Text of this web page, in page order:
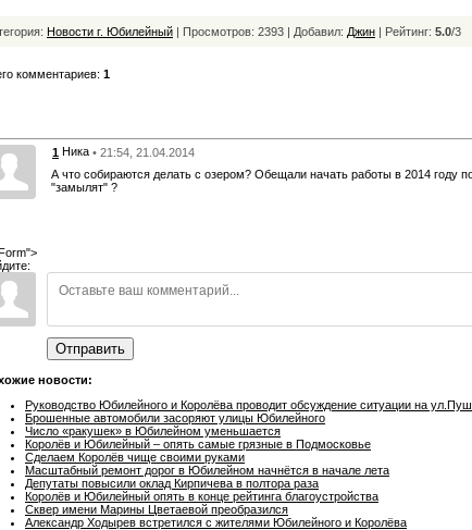
Новости г. Юбилейный | Просмотров: 2393 | Добавил: Джин | Рейтинг: 5.0/3
комментариев: 1
1 Ника • 21:54, 21.04.2014
А что собираются делать с озером? Обещали начать работы в 2014 году
"замылят" ?
Отправить
новости:
Руководство Юбилейного и Королёва проводит обсуждение ситуации на
Брошенные автомобили засоряют улицы Юбилейного
Число «ракушек» в Юбилейном уменьшается
Королёв и Юбилейный – опять самые грязные в Подмосковье
Сделаем Королёв чище своими руками
Масштабный ремонт дорог в Юбилейном начнётся в начале лета
Депутаты повысили оклад Кирпичева в полтора раза
Королёв и Юбилейный опять в конце рейтинга благоустройства
Сквер имени Марины Цветаевой преобразился
Александр Ходырев встретился с жителями Юбилейного и Королёва